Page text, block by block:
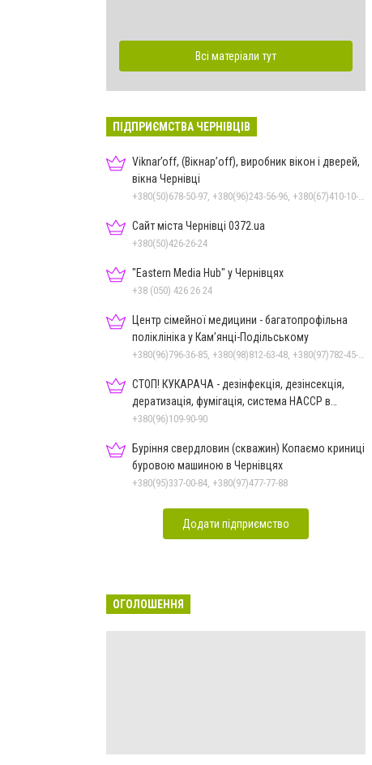
Всі матеріали тут
ПІДПРИЄМСТВА ЧЕРНІВЦІВ
Viknar’off, (Вікнар’off), виробник вікон і дверей,
вікна Чернівці
Сайт міста Чернівці 0372.ua
+380(50)426-26-24
"Eastern Media Hub" у Чернівцях
+38 (050) 426 26 24
Центр сімейної медицини - багатопрофільна
поліклініка у Кам’янці-Подільському
СТОП! КУКАРАЧА - дезінфекція, дезінсекція,
дератизація, фумігація, система HACCP в
Чернівцях
+380(96)109-90-90
Буріння свердловин (скважин) Копаємо криниці
буровою машиною в Чернівцях
+380(95)337-00-84, +380(97)477-77-88
Додати підприємство
ОГОЛОШЕННЯ